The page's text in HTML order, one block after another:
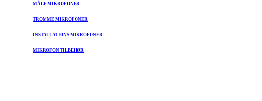
MÅLE MIKROFONER
TROMME MIKROFONER
INSTALLATIONS MIKROFONER
MIKROFON TILBEHØR